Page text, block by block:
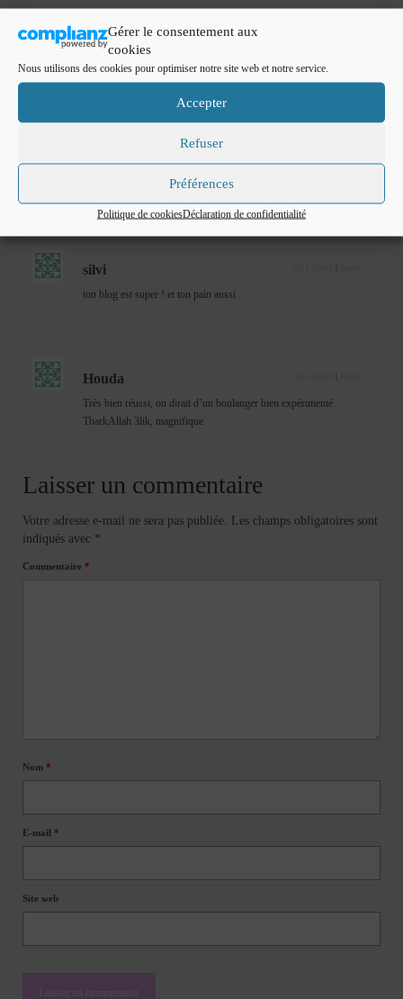
Gérer le consentement aux
cookies
Nous utilisons des cookies pour optimiser notre site web et notre service.
Accepter
Refuser
Préférences
Politique de cookiesDéclaration de confidentialité
yo
magnifique!!!!
fadila
silvi
ton blog est super ! et ton pain aussi
Houda
Très bien réussi, on dirait d’un boulanger bien expérimenté
TbarkAllah 3lik, magnifique
Laisser un commentaire
Votre adresse e-mail ne sera pas publiée.
Les champs obligatoires sont
indiqués avec *
Commentaire *
Nom *
E-mail *
Site web